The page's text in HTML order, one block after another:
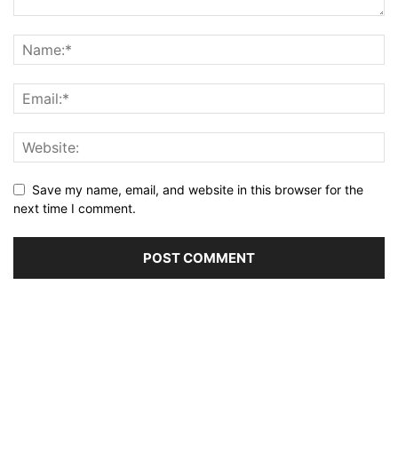
Save my name, email, and website in this browser for the
next time I comment.